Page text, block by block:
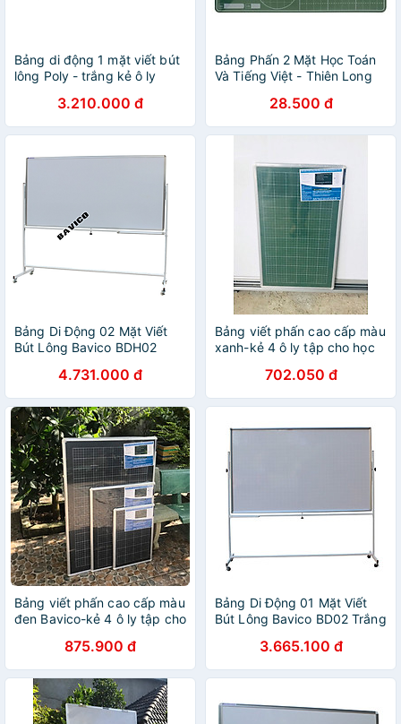
Bảng di động 1 mặt viết bút
lông Poly - trắng kẻ ô ly
3.210.000 đ
Bảng Phấn 2 Mặt Học Toán
Và Tiếng Việt - Thiên Long
(Theo Chương Trình Chân
Trời Sáng Tạo)
28.500 đ
Bảng Di Động 02 Mặt Viết
Bút Lông Bavico BDH02
4.731.000 đ
Bảng viết phấn cao cấp màu
xanh-kẻ 4 ô ly tập cho học
702.050 đ
Bảng viết phấn cao cấp màu
đen Bavico-kẻ 4 ô ly tập cho
875.900 đ
Bảng Di Động 01 Mặt Viết
Bút Lông Bavico BD02 Trắng
3.665.100 đ